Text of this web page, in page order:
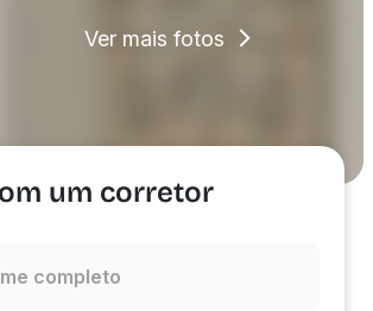
Ver mais fotos
um corretor